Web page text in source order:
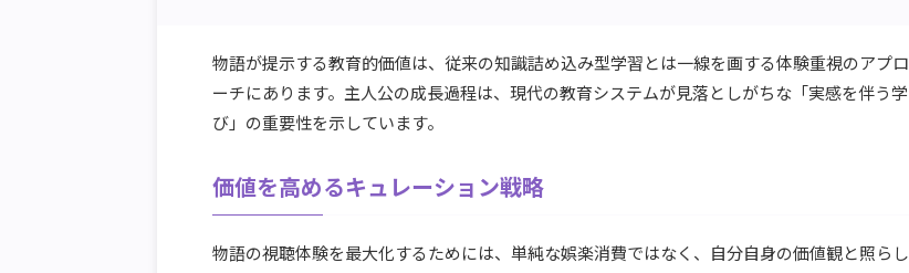
物語が提示する教育的価値は、従来の知識詰め込み型学習とは一線を画する体験重視のアプロ
ーチにあります。主人公の成長過程は、現代の教育システムが見落としがちな「実感を伴う学
び」の重要性を示しています。
価値を高めるキュレーション戦略
物語の視聴体験を最大化するためには、単純な娯楽消費ではなく、自分自身の価値観と照らし